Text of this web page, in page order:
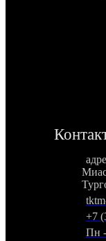
+7
Пн